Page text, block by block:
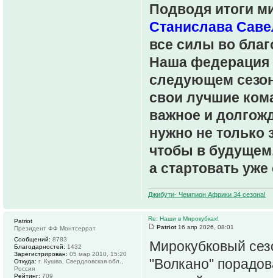
Подводя итоги
Станислава
все силы во
Наша федерация
следующем
свои лучшие
важное и
нужно не только
чтобы в
а стартовать
Джибути- Чемпион Африки 34 сезона!
Re: Наши в Мирокубках!
Patriot16 апр 2026, 08:01
Мирокубковый
"Волкано"
Patriot
Президент ФФ Монтсеррат
Сообщений: 8783
Благодарностей: 1432
Зарегистрирован: 05 мар 2010, 15:20
Откуда: г. Кушва, Свердловская обл.,
Россия
Рейтинг: 709